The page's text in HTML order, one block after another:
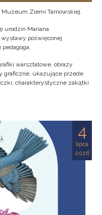
Muzeum Ziemi Tarnowskiej.
urodzin Mariana
wystawy poświęconej
warsztatowe, obrazy
graficzne, ukazujące przede
charakterystyczne zakątki
4
lipca
2026